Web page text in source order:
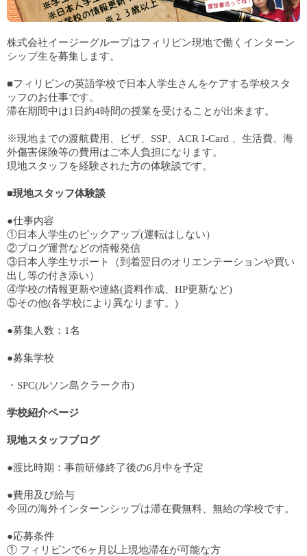
株式会社イージーグループはフィリピン現地で働くインターン
シップ生を募集します。
■フィリピンの英語学校で日本人学生さんをケアする学校スタ
ッフのお仕事です。
滞在期間中は1日約4時間の授業を受けることが出来ます。
※現地までの渡航費用、ビザ、SSP、ACR I-Card 、生活費、海
外傷害保険等の費用はご本人負担になります。
現地スタッフを経験された方の体験談です。
■現地スタッフ体験談
●仕事内容
①日本人学生のピックアップ(運転はしない）
②ブログ運営などの情報発信
③日本人学生サポート（到着翌日のオリエンテーションや買い
出し等の付き添い）
④学校の情報更新や連絡(資料作成、HP更新など)
⑤その他(各学校により異なります。)
●募集人数：1名
●募集学校
・SPC(ルソン島クラーク市)
学校紹介ページ
現地スタッフブログ
●渡比時期：事前研修終了後の6月中を予定
●費用及び給与
今回の海外インターンシップは滞在費無料、無給の学校です。
●応募条件
① フィリピンで6ヶ月以上現地滞在が可能な方